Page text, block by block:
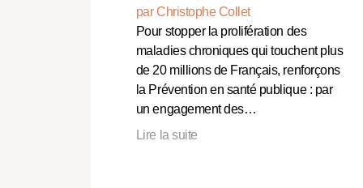
par Christophe Collet
Pour stopper la prolifération des
maladies chroniques qui touchent plus
de 20 millions de Français, renforçons
la Prévention en santé publique : par
un engagement des…
Lire la suite